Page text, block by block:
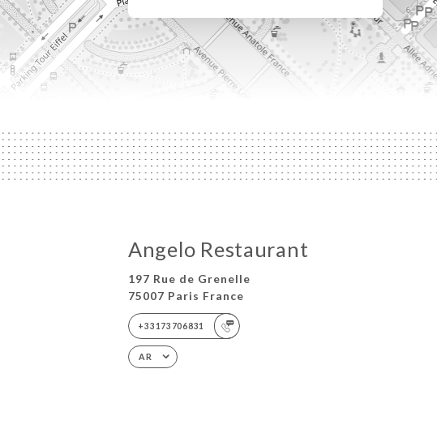
Angelo Restaurant
197 Rue de Grenelle
75007 Paris France
+33173706831
AR